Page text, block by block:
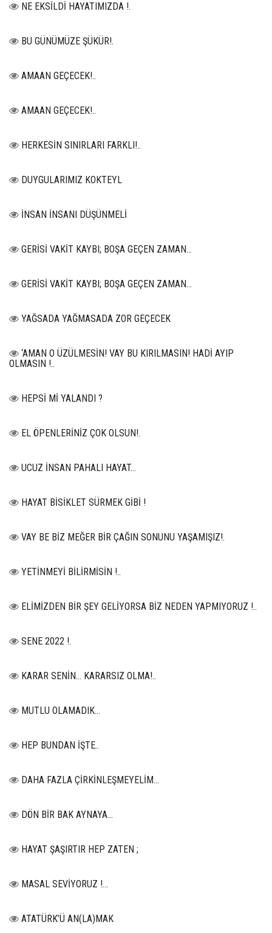
NE EKSİLDİ HAYATIMIZDA !.
BU GÜNÜMÜZE ŞÜKÜR!.
AMAAN GEÇECEK!..
AMAAN GEÇECEK!..
HERKESİN SINIRLARI FARKLI!..
DUYGULARIMIZ KOKTEYL
İNSAN İNSANI DÜŞÜNMELİ
GERİSİ VAKİT KAYBI; BOŞA GEÇEN ZAMAN...
GERİSİ VAKİT KAYBI; BOŞA GEÇEN ZAMAN...
YAĞSADA YAĞMASADA ZOR GEÇECEK
‘AMAN O ÜZÜLMESİN! VAY BU KIRILMASIN! HADİ AYIP
OLMASIN !..
HEPSİ Mİ YALANDI ?
EL ÖPENLERİNİZ ÇOK OLSUN!.
UCUZ İNSAN PAHALI HAYAT…
HAYAT BİSİKLET SÜRMEK GİBİ !
VAY BE BİZ MEĞER BİR ÇAĞIN SONUNU YAŞAMIŞIZ!.
YETİNMEYİ BİLİRMİSİN !..
ELİMİZDEN BİR ŞEY GELİYORSA BİZ NEDEN YAPMIYORUZ !..
SENE 2022 !.
KARAR SENİN… KARARSIZ OLMA!..
MUTLU OLAMADIK…
HEP BUNDAN İŞTE..
DAHA FAZLA ÇİRKİNLEŞMEYELİM…
DÖN BİR BAK AYNAYA...
HAYAT ŞAŞIRTIR HEP ZATEN ;
MASAL SEVİYORUZ !...
ATATÜRK’Ü AN(LA)MAK